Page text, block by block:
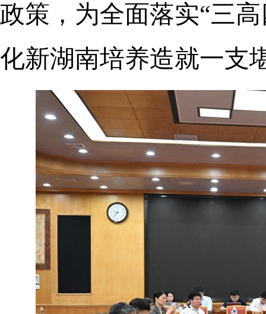
政策，为全面落实“三
化新湖南培养造就一支